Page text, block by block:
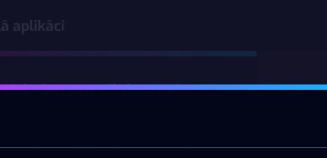
aplikācija
Vai pieņemt sīkdatnes?
izmanto 3 dažādu veidu sīkdatnes:
nepieciešamās, analītikas un